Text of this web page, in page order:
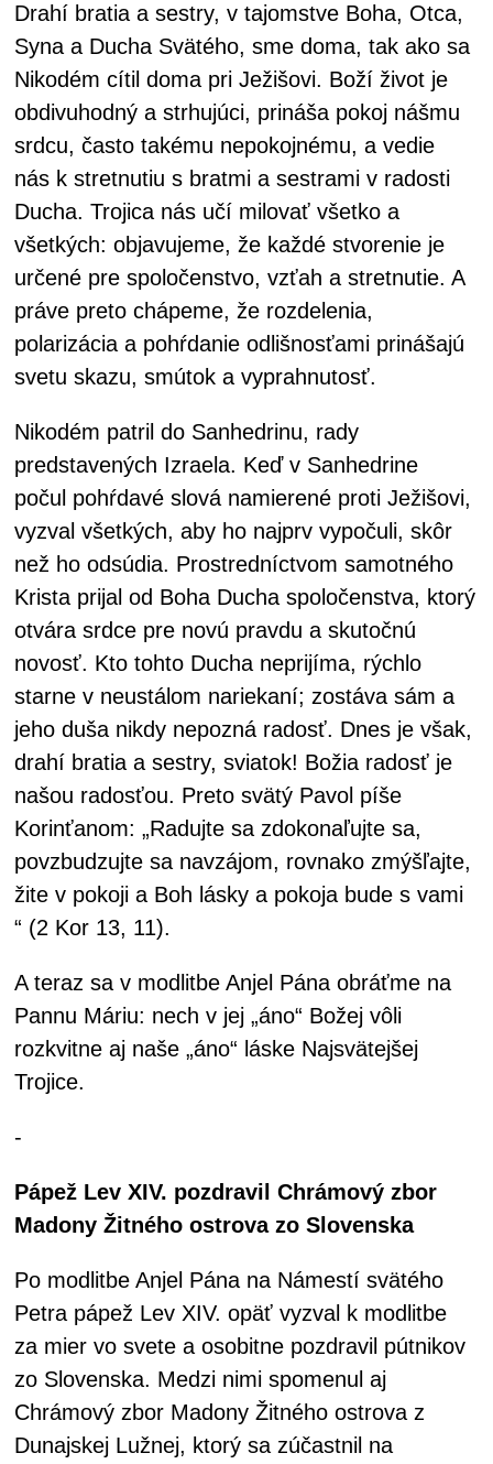
Drahí bratia a sestry, v tajomstve Boha, Otca,
Syna a Ducha Svätého, sme doma, tak ako sa
Nikodém cítil doma pri Ježišovi. Boží život je
obdivuhodný a strhujúci, prináša pokoj nášmu
srdcu, často takému nepokojnému, a vedie
nás k stretnutiu s bratmi a sestrami v radosti
Ducha. Trojica nás učí milovať všetko a
všetkých: objavujeme, že každé stvorenie je
určené pre spoločenstvo, vzťah a stretnutie. A
práve preto chápeme, že rozdelenia,
polarizácia a pohŕdanie odlišnosťami prinášajú
svetu skazu, smútok a vyprahnutosť.
Nikodém patril do Sanhedrinu, rady
predstavených Izraela. Keď v Sanhedrine
počul pohŕdavé slová namierené proti Ježišovi,
vyzval všetkých, aby ho najprv vypočuli, skôr
než ho odsúdia. Prostredníctvom samotného
Krista prijal od Boha Ducha spoločenstva, ktorý
otvára srdce pre novú pravdu a skutočnú
novosť. Kto tohto Ducha neprijíma, rýchlo
starne v neustálom nariekaní; zostáva sám a
jeho duša nikdy nepozná radosť. Dnes je však,
drahí bratia a sestry, sviatok! Božia radosť je
našou radosťou. Preto svätý Pavol píše
Korinťanom: „Radujte sa zdokonaľujte sa,
povzbudzujte sa navzájom, rovnako zmýšľajte,
žite v pokoji a Boh lásky a pokoja bude s vami
“ (2 Kor 13, 11).
A teraz sa v modlitbe Anjel Pána obráťme na
Pannu Máriu: nech v jej „áno“ Božej vôli
rozkvitne aj naše „áno“ láske Najsvätejšej
Trojice.
-
Pápež Lev XIV. pozdravil Chrámový zbor
Madony Žitného ostrova zo Slovenska
Po modlitbe Anjel Pána na Námestí svätého
Petra pápež Lev XIV. opäť vyzval k modlitbe
za mier vo svete a osobitne pozdravil pútnikov
zo Slovenska. Medzi nimi spomenul aj
Chrámový zbor Madony Žitného ostrova z
Dunajskej Lužnej, ktorý sa zúčastnil na